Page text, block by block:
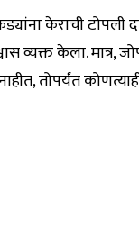
केराची टोपली
व्यक्त केला. मात्र,
तोपर्यंत